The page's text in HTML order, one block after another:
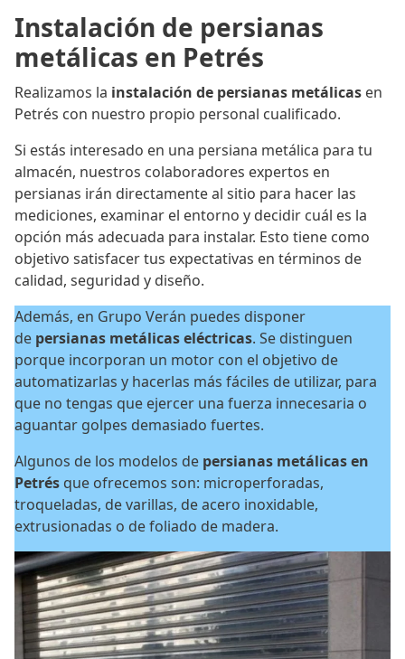
Instalación de persianas
metálicas en Petrés
Realizamos la instalación de persianas metálicas en
Petrés con nuestro propio personal cualificado.
Si estás interesado en una persiana metálica para tu
almacén, nuestros colaboradores expertos en
persianas irán directamente al sitio para hacer las
mediciones, examinar el entorno y decidir cuál es la
opción más adecuada para instalar. Esto tiene como
objetivo satisfacer tus expectativas en términos de
calidad, seguridad y diseño.
Además, en Grupo Verán puedes disponer
de persianas metálicas eléctricas. Se distinguen
porque incorporan un motor con el objetivo de
automatizarlas y hacerlas más fáciles de utilizar, para
que no tengas que ejercer una fuerza innecesaria o
aguantar golpes demasiado fuertes.
Algunos de los modelos de persianas metálicas en
Petrés que ofrecemos son: microperforadas,
troqueladas, de varillas, de acero inoxidable,
extrusionadas o de foliado de madera.